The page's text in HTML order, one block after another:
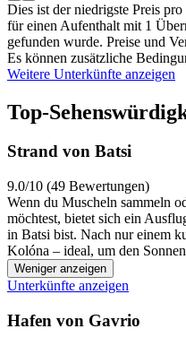
Dies ist der niedrigste Preis
für einen Aufenthalt mit 1
gefunden wurde. Preise und
Es können zusätzliche
Weitere Unterkünfte anzeigen
Top-
Strand von Batsi
9.0/10 (49 Bewertungen)
Wenn du Muscheln sammeln
möchtest, bietet sich ein
in Batsi bist. Nach nur einem
Kolóna – ideal, um den
Weniger anzeigen
Unterkünfte anzeigen
Hafen von Gavrio